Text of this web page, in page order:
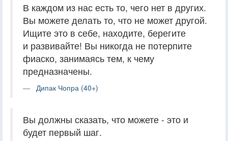
В каждом из нас есть то, чего нет в других.
Вы можете делать то, что не может другой.
Ищите это в себе, находите, берегите
и развивайте! Вы никогда не потерпите
фиаско, занимаясь тем, к чему
предназначены.
Дипак Чопра (40+)
Вы должны сказать, что можете - это и
будет первый шаг.